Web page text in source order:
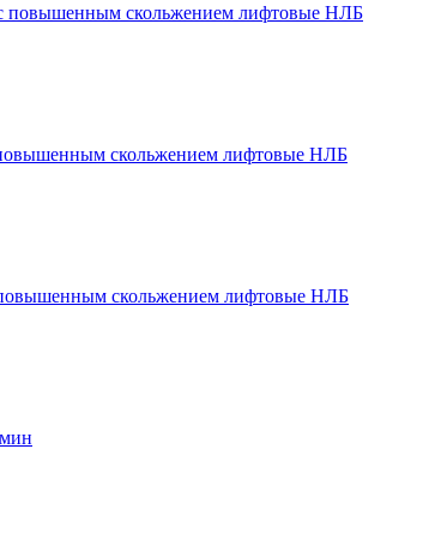
повышенным скольжением лифтовые НЛБ
скольжением лифтовые НЛБ
скольжением лифтовые НЛБ